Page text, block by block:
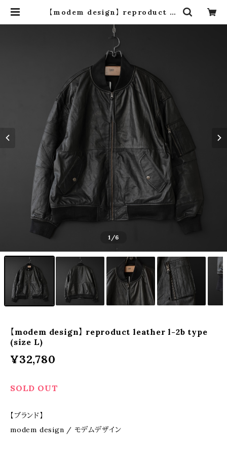
【modem design】 reproduct le
s dro
1 /6
【modem design】 reproduct leather l-2b type
(size L)
¥32,780
SOLD OUT
【ブランド】
modem design / モデムデザイン